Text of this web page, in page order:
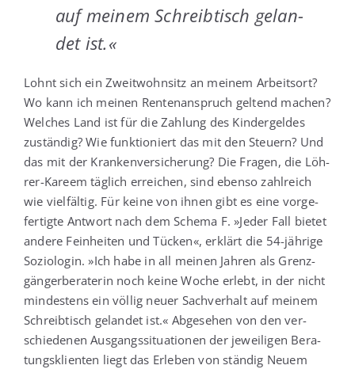
auf mei­nem Schreib­tisch gelan­
det ist.«
Lohnt sich ein Zweit­wohn­sitz an mei­nem Arbeits­ort?
Wo kann ich mei­nen Ren­ten­an­spruch gel­tend machen?
Wel­ches Land ist für die Zah­lung des Kin­der­gel­des
zustän­dig? Wie funk­tio­niert das mit den Steu­ern? Und
das mit der Kran­ken­ver­si­che­rung? Die Fra­gen, die Löh­
rer-Kareem täg­lich errei­chen, sind eben­so zahl­reich
wie viel­fäl­tig. Für kei­ne von ihnen gibt es eine vor­ge­
fer­tig­te Ant­wort nach dem Sche­ma F. »Jeder Fall bie­tet
ande­re Fein­hei­ten und Tücken«, erklärt die 54-jäh­ri­ge
Sozio­lo­gin. »Ich habe in all mei­nen Jah­ren als Grenz­
gän­ger­be­ra­te­rin noch kei­ne Woche erlebt, in der nicht
min­des­tens ein völ­lig neu­er Sach­ver­halt auf mei­nem
Schreib­tisch gelan­det ist.« Abge­se­hen von den ver­
schie­de­nen Aus­gangs­si­tua­tio­nen der jewei­li­gen Bera­
tungs­kli­en­ten liegt das Erle­ben von stän­dig Neu­em